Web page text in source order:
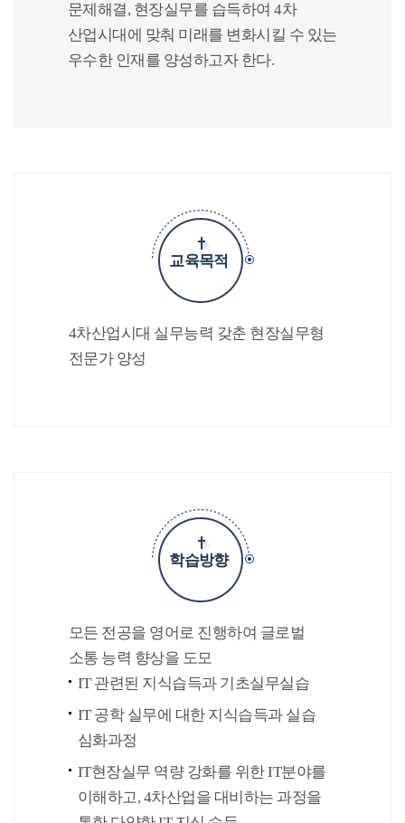
문제해결, 현장실무를 습득하여 4차
산업시대에 맞춰 미래를 변화시킬 수 있는
우수한 인재를 양성하고자 한다.
교육목적
4차산업시대 실무능력 갖춘 현장실무형
전문가 양성
학습방향
모든 전공을 영어로 진행하여 글로벌
소통 능력 향상을 도모
IT 관련된 지식습득과 기초실무실습
IT 공학 실무에 대한 지식습득과 실습
심화과정
IT현장실무 역량 강화를 위한 IT분야를
이해하고, 4차산업을 대비하는 과정을